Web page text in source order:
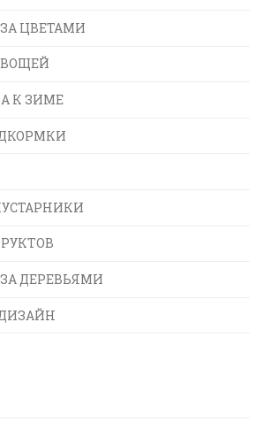
ЦВЕТАМИ
К ЗИМЕ
ДЕРЕВЬЯМИ